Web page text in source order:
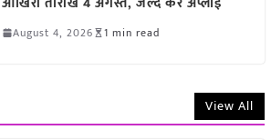
August 4, 2026 1 min read
View All